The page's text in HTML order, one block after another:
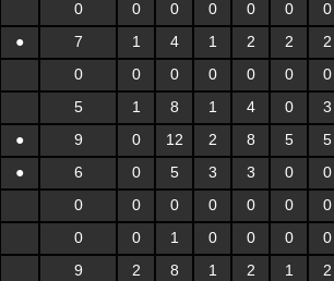
0 0 0 0 0 0
0
● 7 1 4 1 2 2
2
0 0 0 0 0 0
0
5 1 8 1 4 0
3
● 9 0 12 2 8 5
5
● 6 0 5 3 3 0
0
0 0 0 0 0 0
0
0 0 1 0 0 0
0
9 2 8 1 2 1
2